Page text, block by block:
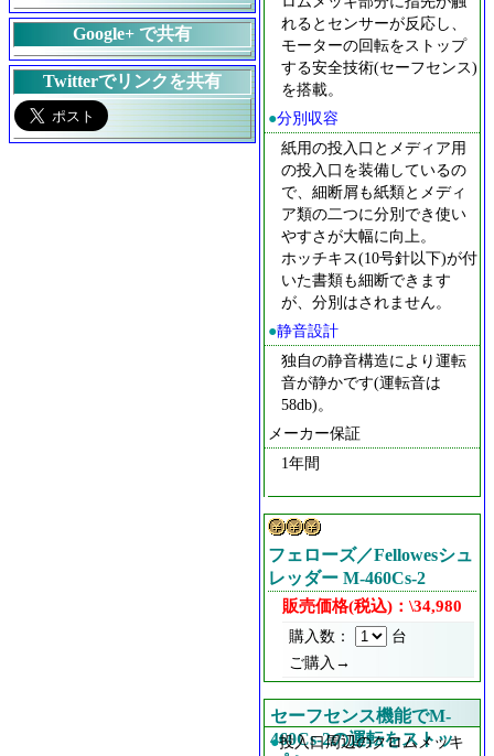
れるとセンサーが反応し、
モーターの回転をストップ
する安全技術(セーフセンス)
を搭載。
●分別収容
紙用の投入口とメディア用
の投入口を装備しているの
で、細断屑も紙類とメディ
ア類の二つに分別でき使い
やすさが大幅に向上。
ホッチキス(10号針以下)が付
いた書類も細断できます
が、分別はされません。
●静音設計
独自の静音構造により運転
音が静かです(運転音は
58db)。
メーカー保証
1年間
フェローズ／Fellowesシュ
レッダー M-460Cs-2
販売価格(税込)：\34,980
購入数：
台
ご購入→
セーフセンス機能でM-
460Cs-2の運転をストッ
●投入口周辺のクロムメッキ
Google+ で共有
Twitterでリンクを共有